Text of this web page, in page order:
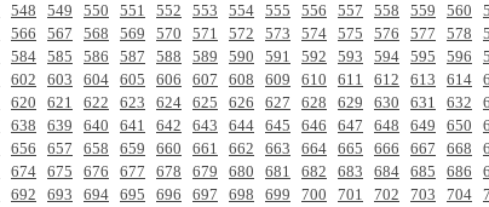
548 549 550 551 552 553 554 555 556 557 558 559 560
566 567 568 569 570 571 572 573 574 575 576 577 578
584 585 586 587 588 589 590 591 592 593 594 595 596
602 603 604 605 606 607 608 609 610 611 612 613 614
620 621 622 623 624 625 626 627 628 629 630 631 632
638 639 640 641 642 643 644 645 646 647 648 649 650
656 657 658 659 660 661 662 663 664 665 666 667 668
674 675 676 677 678 679 680 681 682 683 684 685 686
692 693 694 695 696 697 698 699 700 701 702 703 704